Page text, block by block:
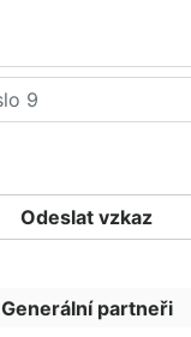
Generální partneři